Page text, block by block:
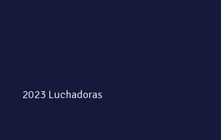
2023 Luchadoras